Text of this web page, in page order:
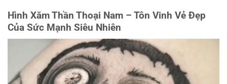
Hình Xăm Thần Thoại Nam – Tôn Vinh Vẻ Đẹp
Của Sức Mạnh Siêu Nhiên